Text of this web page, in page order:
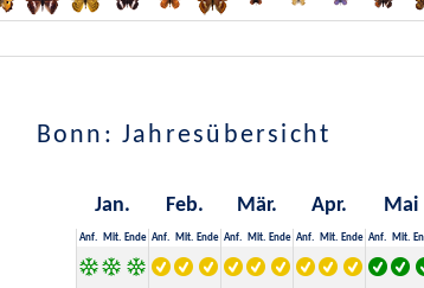
Bonn: Jahresübersicht
Jan. Feb. Mär. Apr. Mai
Anf. Mit. Ende Anf. Mit. Ende Anf. Mit. Ende Anf. Mit. Ende Anf. Mit.